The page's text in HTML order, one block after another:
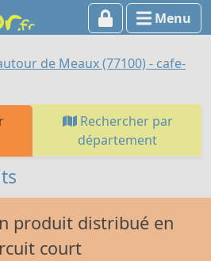
Menu
de Meaux (77100) - cafe-
Rechercher par
département
produit distribué en
court